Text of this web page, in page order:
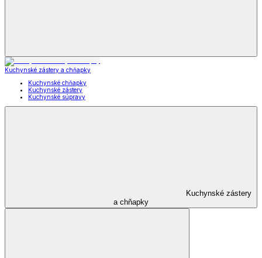
Kuchynské zástery a chňapky
Kuchynské chňapky
Kuchynské zástery
Kuchynské súpravy
Kuchynské zástery
a chňapky